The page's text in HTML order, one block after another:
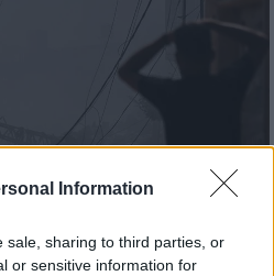
Information
sale, sharing to third parties, or
or sensitive information for